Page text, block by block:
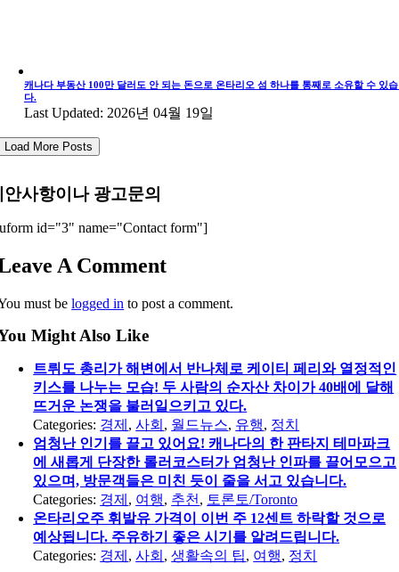
캐나다 부동산 100만 달러도 안 되는 돈으로 온타리오 섬 하나를 통째로 소유할 수 있
다.
Last Updated: 2026년 04월 19일
Load More Posts
안사항이나 광고문의
id="3" name="Contact form"]
A Comment
must belogged in to post a comment.
Might Also Like
트뤼도 총리가 해변에서 반나체로 케이티 페리와 열정적인
키스를 나누는 모습! 두 사람의 순자산 차이가 40배에 달해
뜨거운 논쟁을 불러일으키고 있다.
Categories: 경제 ,사회 , 월드뉴스, 유행, 정치
엄청난 인기를 끌고 있어요! 캐나다의 한 판타지 테마파크
에 새롭게 단장한 롤러코스터가 엄청난 인파를 끌어모으고
있으며, 방문객들은 미친 듯이 줄을 서고 있습니다.
Categories: 경제 , 여행, 추천 , 토론토/Toronto
온타리오주 휘발유 가격이 이번 주 12센트 하락할 것으로
예상됩니다. 주유하기 좋은 시기를 알려드립니다.
Categories: 경제 ,사회 ,생활속의 팁, 여행, 정치